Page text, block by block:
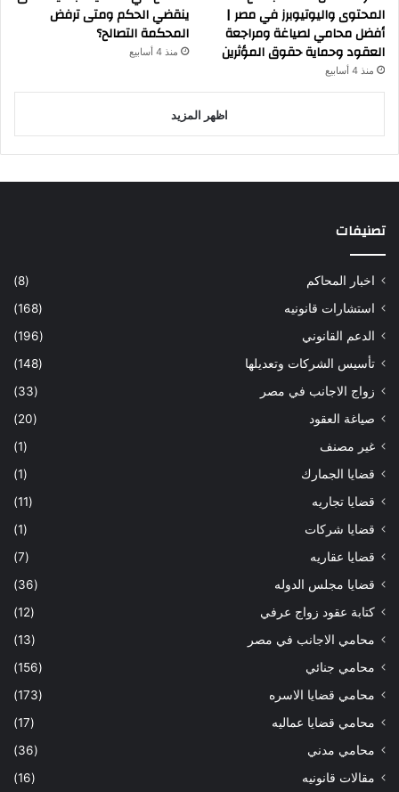
المحتوى واليوتيوبرز في مصر |
أفضل محامي لصياغة ومراجعة
العقود وحماية حقوق المؤثرين
منذ 4 أسابيع
ينقضي الحكم ومتى ترفض
المحكمة التصالح؟
منذ 4 أسابيع
اظهر المزيد
تصنيفات
اخبار المحاكم
(8)
استشارات قانونيه
(168)
الدعم القانوني
(196)
تأسيس الشركات وتعديلها
(148)
زواج الاجانب في مصر
(33)
صياغة العقود
(20)
غير مصنف
(1)
قضايا الجمارك
(1)
قضايا تجاريه
(11)
قضايا شركات
(1)
قضايا عقاريه
(7)
قضايا مجلس الدوله
(36)
كتابة عقود زواج عرفي
(12)
محامي الاجانب في مصر
(13)
محامي جنائي
(156)
محامي قضايا الاسره
(173)
محامي قضايا عماليه
(17)
محامي مدني
(36)
مقالات قانونيه
(16)